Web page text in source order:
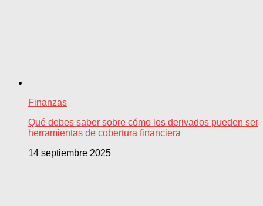
Finanzas
Qué debes saber sobre cómo los derivados pueden ser
herramientas de cobertura financiera
14 septiembre 2025